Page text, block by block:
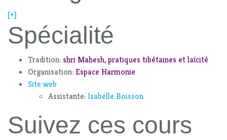
[+]
Spécialité
Tradition:shri Mahesh, pratiques tibétaines et laïcité
Organisation: Espace Harmonie
Site web
Assistante: Isabelle Boisson
Suivez ces cours